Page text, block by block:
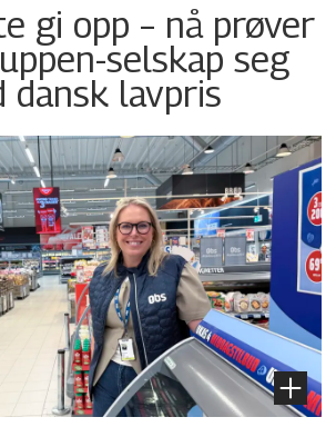
gi opp – nå prøver
selskap seg
dansk lavpris